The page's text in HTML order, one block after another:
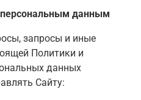
данным
запросы и иные
Политики и
данных
Сайту: